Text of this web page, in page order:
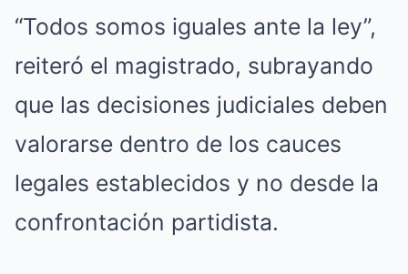
“Todos somos iguales ante la ley”,
reiteró el magistrado, subrayando
que las decisiones judiciales deben
valorarse dentro de los cauces
legales establecidos y no desde la
confrontación partidista.